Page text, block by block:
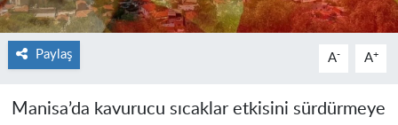
Paylaş A- A+
Manisa’da kavurucu sıcaklar etkisini sürdürmeye